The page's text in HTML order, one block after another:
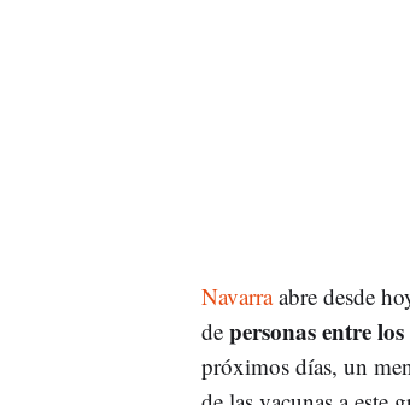
Navarraabre desde
depersonas entre
próximos días, un